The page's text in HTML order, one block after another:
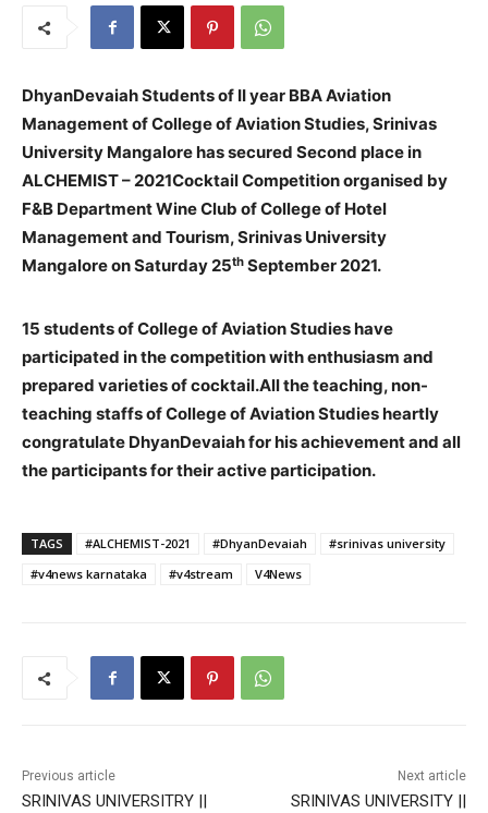
DhyanDevaiah Students of II year BBA Aviation
Management of College of Aviation Studies, Srinivas
University Mangalore has secured Second place in
ALCHEMIST – 2021Cocktail Competition organised by
F&B Department Wine Club of College of Hotel
Management and Tourism, Srinivas University
Mangalore on Saturday 25th September 2021.
15 students of College of Aviation Studies have
participated in the competition with enthusiasm and
prepared varieties of cocktail.All the teaching, non-
teaching staffs of College of Aviation Studies heartly
congratulate DhyanDevaiah for his achievement and all
the participants for their active participation.
TAGS #ALCHEMIST-2021 #DhyanDevaiah
#srinivas university
#v4news karnataka
#v4stream V4News
Previous article
SRINIVAS UNIVERSITRY ||
Next article
SRINIVAS UNIVERSITY ||